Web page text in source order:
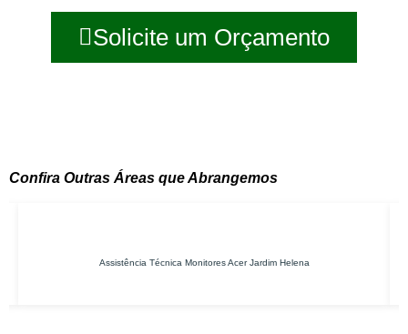
Solicite um Orçamento
Confira Outras Áreas que Abrangemos
Assistência Técnica Monitores Acer Jardim Helena